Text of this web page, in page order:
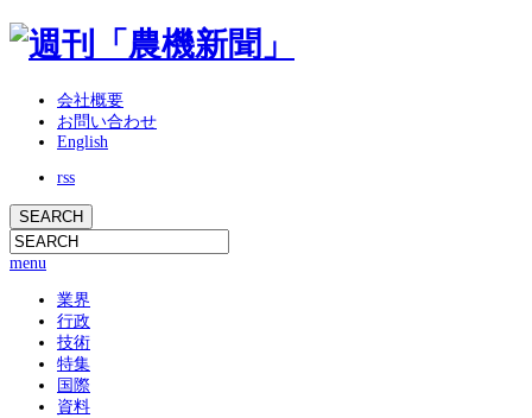
会社概要
お問い合わせ
English
rss
menu
業界
行政
技術
特集
国際
資料